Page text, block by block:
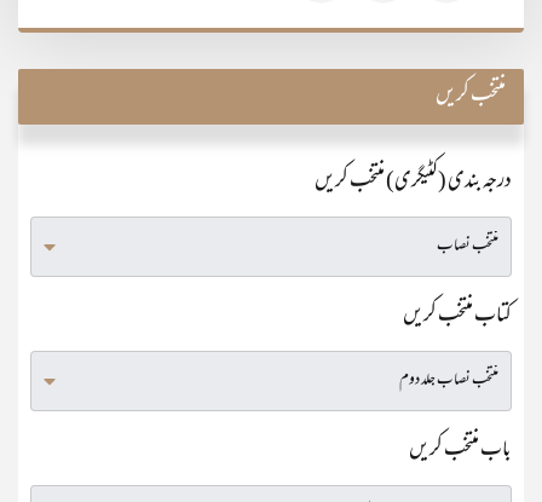
منتخب کریں
درجہ بندی (کٹیگری) منتخب کریں
کتاب منتخب کریں
باب منتخب کریں